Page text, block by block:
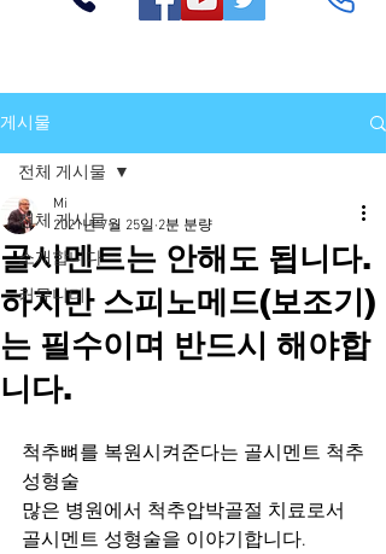
게시물
전체 게시물
소개합니다
커뮤니티
전체 게시물
골시멘트는 안해도 됩니다.
하지만 스피노메드(보조기)
는 필수이며 반드시 해야합
니다.
Mi
2021년 7월 25일 2분 분량
척추뼈를 복원시켜준다는 골시멘트 척추
성형술
많은 병원에서 척추압박골절 치료로서
골시멘트 성형술을 이야기합니다.